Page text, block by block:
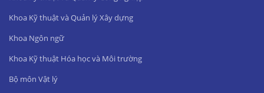
Khoa Kỹ thuật và Quản lý Xây dựng
Khoa Ngôn ngữ
Khoa Kỹ thuật Hóa học và Môi trường
Bộ môn Vật lý